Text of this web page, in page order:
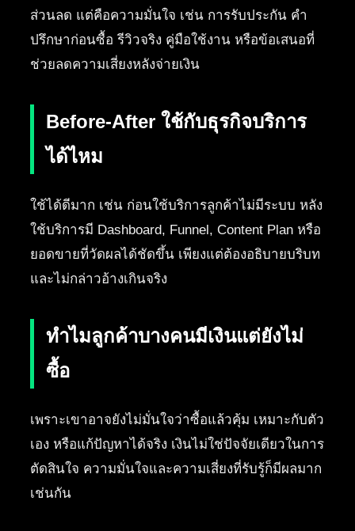
ส่วนลด แต่คือความมั่นใจ เช่น การรับประกัน คำ
ปรึกษาก่อนซื้อ รีวิวจริง คู่มือใช้งาน หรือข้อเสนอที่
ช่วยลดความเสี่ยงหลังจ่ายเงิน
Before-After ใช้กับธุรกิจบริการ
ได้ไหม
ใช้ได้ดีมาก เช่น ก่อนใช้บริการลูกค้าไม่มีระบบ หลัง
ใช้บริการมี Dashboard, Funnel, Content Plan หรือ
ยอดขายที่วัดผลได้ชัดขึ้น เพียงแต่ต้องอธิบายบริบท
และไม่กล่าวอ้างเกินจริง
ทำไมลูกค้าบางคนมีเงินแต่ยังไม่
ซื้อ
เพราะเขาอาจยังไม่มั่นใจว่าซื้อแล้วคุ้ม เหมาะกับตัว
เอง หรือแก้ปัญหาได้จริง เงินไม่ใช่ปัจจัยเดียวในการ
ตัดสินใจ ความมั่นใจและความเสี่ยงที่รับรู้ก็มีผลมาก
เช่นกัน